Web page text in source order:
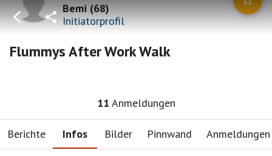
Bemi(68)
Initiatorprofil
Flummys After Work Walk
11 Anmeldungen
Berichte Infos Bilder Pinnwand Anmeldungen